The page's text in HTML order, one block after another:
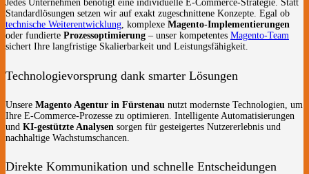
Jedes Unternehmen benötigt eine individuelle E-Commerce-Strategie. Statt
Standardlösungen setzen wir auf exakt zugeschnittene Konzepte. Egal ob
technische Weiterentwicklung , komplexe Magento-Implementierungen
oder fundierte Prozessoptimierung – unser kompetentes Magento-Team
sichert Ihre langfristige Skalierbarkeit und Leistungsfähigkeit.
Technologievorsprung dank smarter Lösungen
Unsere Magento Agentur in Fürstenau nutzt modernste Technologien, um
Ihre E-Commerce-Prozesse zu optimieren. Intelligente Automatisierungen
und KI-gestützte Analysen sorgen für gesteigertes Nutzererlebnis und
nachhaltige Wachstumschancen.
Direkte Kommunikation und schnelle Entscheidungen